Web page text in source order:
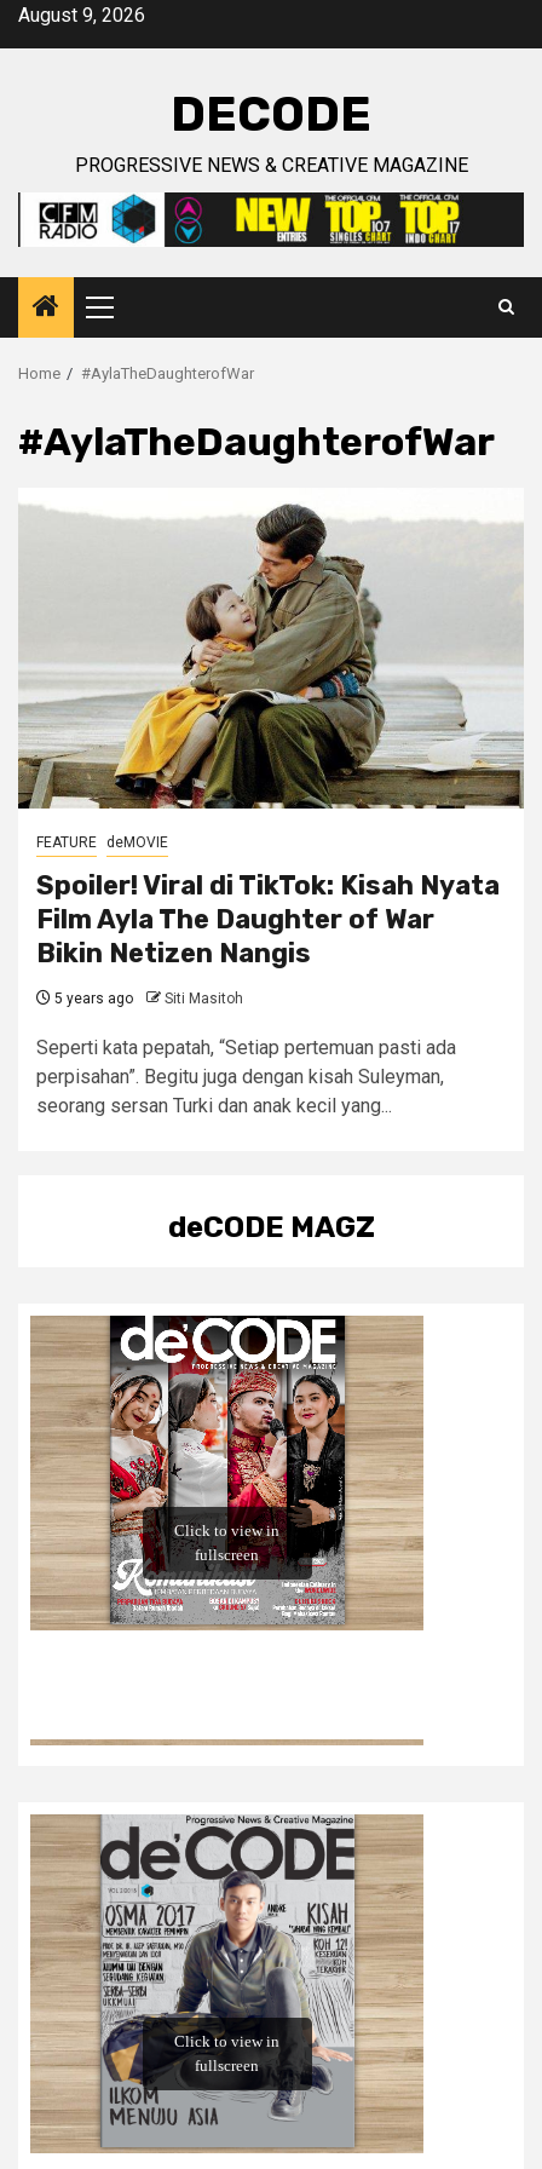
SkipAugust 9, 2026
DECODE
PROGRESSIVE NEWS & CREATIVE MAGAZINE
Primary
Menu
Home #AylaTheDaughterofWar
#AylaTheDaughterofWar
FEATURE deMOVIE
Spoiler! Viral di TikTok: Kisah Nyata
Film Ayla The Daughter of War
Bikin Netizen Nangis
5 years ago Siti Masitoh
Seperti kata pepatah, “Setiap pertemuan pasti ada
perpisahan”. Begitu juga dengan kisah Suleyman,
seorang sersan Turki dan anak kecil yang...
deCODE MAGZ